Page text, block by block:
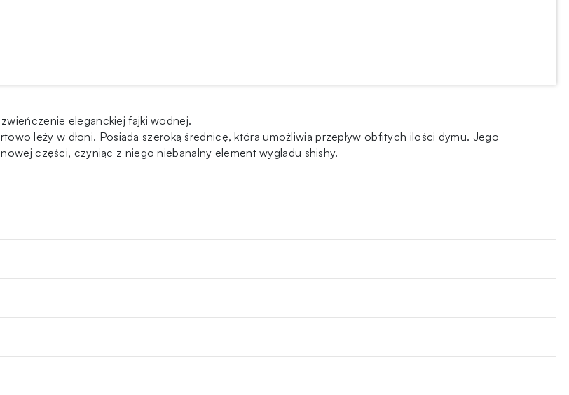
eleganckiej fajki wodnej.
leży w dłoni. Posiada szeroką średnicę, która umożliwia przepływ obfitych ilości dymu. Jego
części, czyniąc z niego niebanalny element wyglądu shishy.